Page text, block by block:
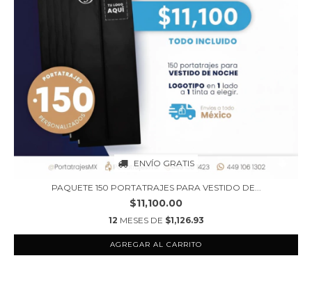
ENVÍO GRATIS
PAQUETE 150 PORTATRAJES PARA VESTIDO DE...
$11,100.00
12 MESES DE $1,126.93
AGREGAR AL CARRITO